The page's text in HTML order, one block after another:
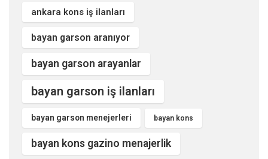
ankara kons iş ilanları
bayan garson aranıyor
bayan garson arayanlar
bayan garson iş ilanları
bayan garson menejerleri bayan kons
bayan kons gazino menajerlik